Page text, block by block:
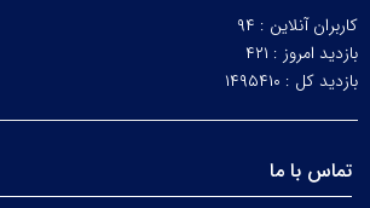
کاربران آنلاین : ۹۴
بازدید امروز : ۴۲۱
بازدید کل : ۱۴۹۵۴۱۰
تماس با ما